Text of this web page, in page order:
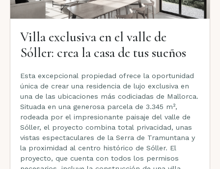
Villa exclusiva en el valle de
Sóller: crea la casa de tus sueños
Esta excepcional propiedad ofrece la oportunidad
única de crear una residencia de lujo exclusiva en
una de las ubicaciones más codiciadas de Mallorca.
Situada en una generosa parcela de 3.345 m²,
rodeada por el impresionante paisaje del valle de
Sóller, el proyecto combina total privacidad, unas
vistas espectaculares de la Serra de Tramuntana y
la proximidad al centro histórico de Sóller. El
proyecto, que cuenta con todos los permisos